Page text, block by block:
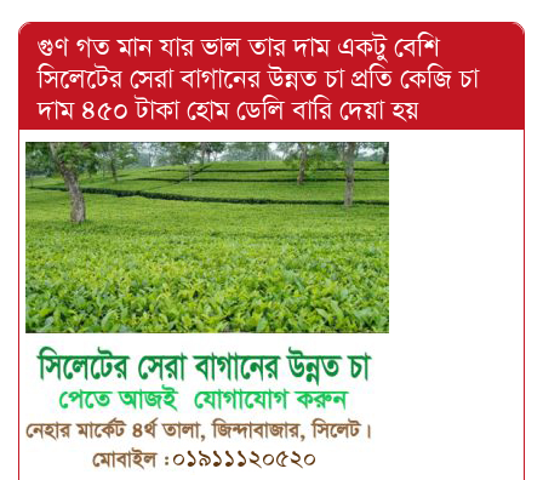
গুণ গত মান যার ভাল তার দাম একটু বেশি
সিলেটের সেরা বাগানের উন্নত চা প্রতি কেজি চা
দাম ৪৫০ টাকা হোম ডেলি বারি দেয়া হয়